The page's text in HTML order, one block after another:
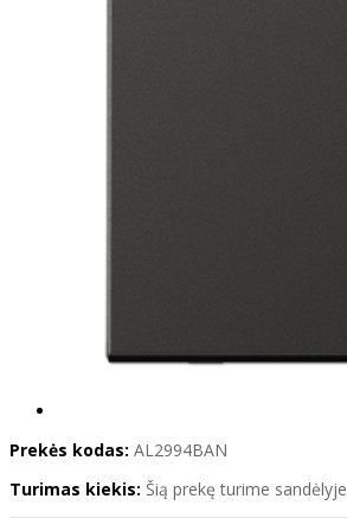
Prekės kodas: AL2994BAN
Turimas kiekis: Šią prekę turime sandėlyje